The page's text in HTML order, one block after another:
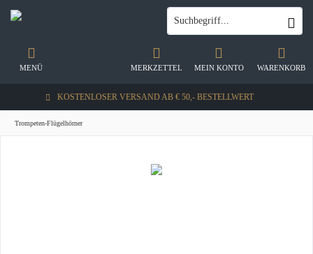
KOSTENLOSER VERSAND AB € 50,- BESTELLWERT
WARENKORB
MERKZETTEL MEIN KONTO
MENÜ
Trompeten-Flügelhörner